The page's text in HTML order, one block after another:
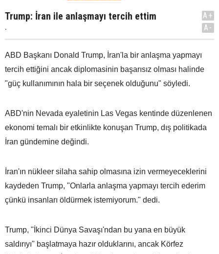
Trump: İran ile anlaşmayı tercih ettim
.
A+
A-
ABD Başkanı Donald Trump, İran'la bir anlaşma yapmayı
tercih ettiğini ancak diplomasinin başarısız olması halinde
"güç kullanımının hala bir seçenek olduğunu" söyledi.
ABD'nin Nevada eyaletinin Las Vegas kentinde düzenlenen
ekonomi temalı bir etkinlikte konuşan Trump, dış politikada
İran gündemine değindi.
İran'ın nükleer silaha sahip olmasına izin vermeyeceklerini
kaydeden Trump, "Onlarla anlaşma yapmayı tercih ederim
çünkü insanları öldürmek istemiyorum." dedi.
Trump, "İkinci Dünya Savaşı'ndan bu yana en büyük
saldırıyı" başlatmaya hazır olduklarını, ancak Körfez